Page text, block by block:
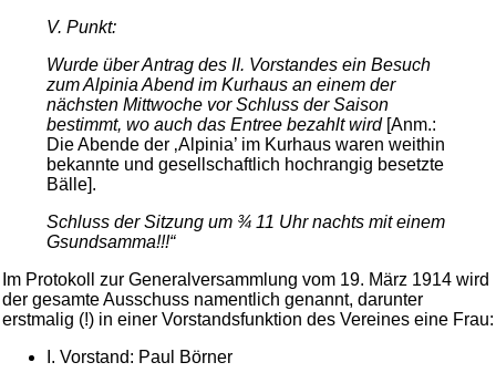
V. Punkt:
Wurde über Antrag des II. Vorstandes ein Besuch
zum Alpinia Abend im Kurhaus an einem der
nächsten Mittwoche vor Schluss der Saison
bestimmt, wo auch das Entree bezahlt wird [Anm.:
Die Abende der ‚Alpinia’ im Kurhaus waren weithin
bekannte und gesellschaftlich hochrangig besetzte
Bälle].
Schluss der Sitzung um ¾ 11 Uhr nachts mit einem
Gsundsamma!!!“
Im Protokoll zur Generalversammlung vom 19. März 1914 wird
der gesamte Ausschuss namentlich genannt, darunter
erstmalig (!) in einer Vorstandsfunktion des Vereines eine Frau:
I. Vorstand: Paul Börner